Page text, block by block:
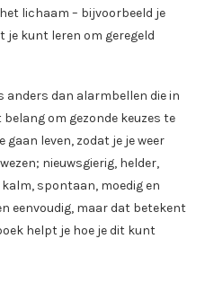
lichaam – bijvoorbeeld je
je kunt leren om geregeld
dan alarmbellen die in
om gezonde keuzes te
leven, zodat je je weer
nieuwsgierig, helder,
spontaan, moedig en
eenvoudig, maar dat betekent
helpt je hoe je dit kunt